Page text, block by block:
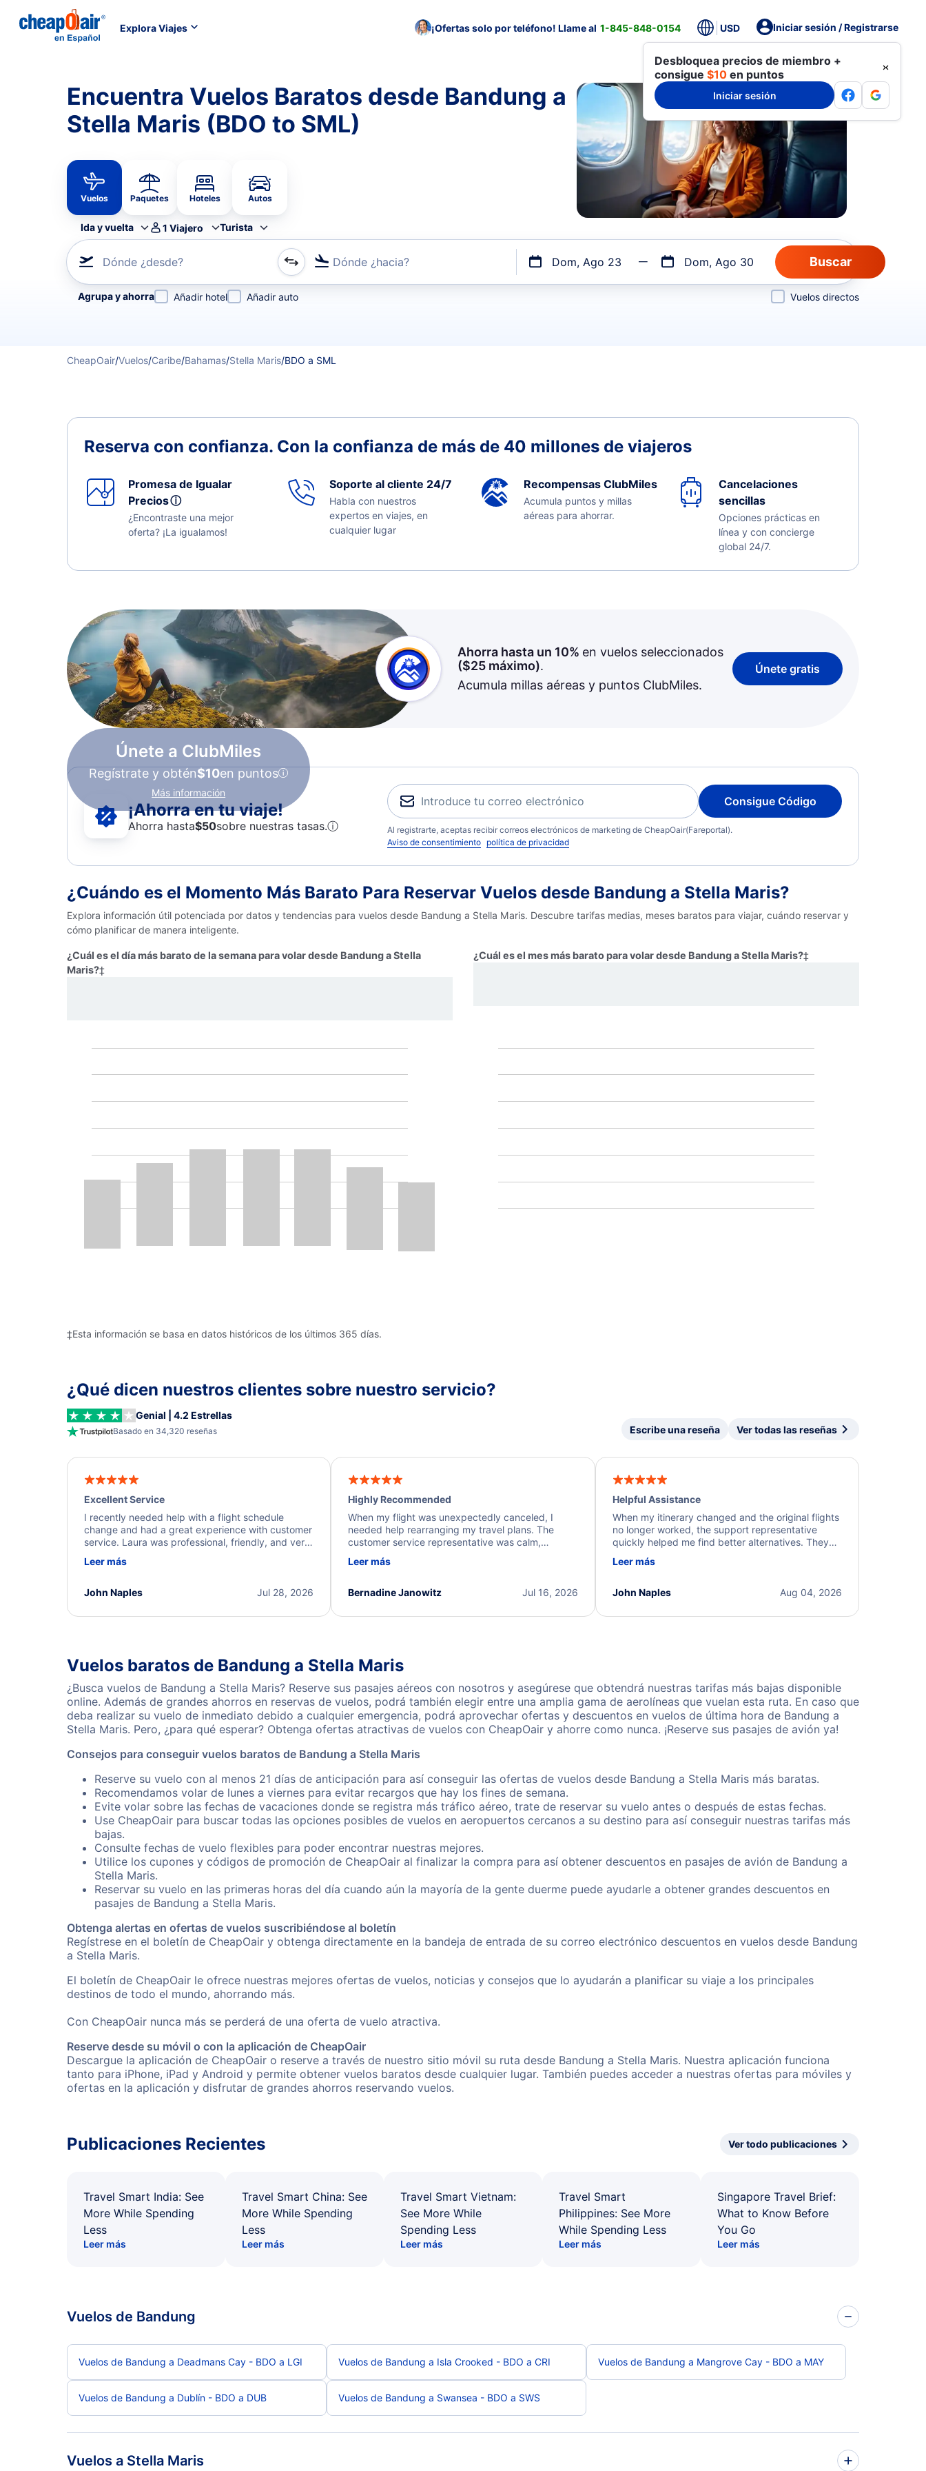
Explora Viajes ¡Ofertas solo por teléfono! Llame al 1-845-848-0154 USD Iniciar sesión / Registrarse
Desbloquea precios de miembro +
consigue $10 en puntos
Iniciar sesión
Encuentra Vuelos Baratos desde Bandung a
Stella Maris (BDO to SML)
Vuelos Paquetes Hoteles Autos
Ida y vuelta 1 Viajero Turista
Dónde ¿desde? Dónde ¿hacia? Dom, Ago 23 Dom, Ago 30
Refina tu búsqueda por aerolínea, por ciudad o aeropuerto o por vuelos directos
Agrupa y ahorra Añadir hotel Añadir auto Vuelos directos
CheapOair/Vuelos/Caribe/Bahamas/Stella Maris/BDO a SML
Reserva con confianza. Con la confianza de más de 40 millones de viajeros
Promesa de Igualar
Preciosⓘ
¿Encontraste una mejor
oferta? ¡La igualamos!
Soporte al cliente 24/7
Habla con nuestros
expertos en viajes, en
cualquier lugar
Recompensas ClubMiles
Acumula puntos y millas
aéreas para ahorrar.
Cancelaciones
sencillas
Opciones prácticas en
línea y con concierge
global 24/7.
Únete a ClubMiles
Regístrate y obtén$10en puntos
Más información
Ahorra hasta un 10% en vuelos seleccionados
($25máximo).
Acumula millas aéreas y puntos ClubMiles.
Únete gratis
¡Ahorra en tu viaje!
Ahorra hasta$50sobre nuestras tasas.ⓘ
Consigue Código
Al registrarte, aceptas recibir correos electrónicos de marketing de CheapOair(Fareportal).
Aviso de consentimiento política de privacidad
¿Cuándo es el Momento Más Barato Para Reservar Vuelos desde Bandung a Stella Maris?
Explora información útil potenciada por datos y tendencias para vuelos desde Bandung a Stella Maris. Descubre tarifas medias, meses baratos para viajar, cuándo reservar y
cómo planificar de manera inteligente.
¿Cuál es el día más barato de la semana para volar desde Bandung a Stella
Maris?‡
¿Cuál es el mes más barato para volar desde Bandung a Stella Maris?‡
‡Esta información se basa en datos históricos de los últimos 365 días.
¿Qué dicen nuestros clientes sobre nuestro servicio?
Genial | 4.2 Estrellas
Basado en 34,320 reseñas Escribe una reseña Ver todas las reseñas
Excellent Service
I recently needed help with a flight schedule
change and had a great experience with customer
service. Laura was professional, friendly, and very
a solution and kept me informed of the next steps.
Leer más
Jul 28, 2026
John Naples
Highly Recommended
When my flight was unexpectedly canceled, I
needed help rearranging my travel plans. The
customer service representative was calm,
process. They quickly found alternative flight
I truly appreciate the excellent support and
Leer más
Jul 16, 2026
Bernadine Janowitz
Helpful Assistance
When my itinerary changed and the original flights
no longer worked, the support representative
quickly helped me find better alternatives. They
beyond to resolve the issue. I'm grateful for the
Leer más
Aug 04, 2026
John Naples
Vuelos baratos de Bandung a Stella Maris
¿Busca vuelos de Bandung a Stella Maris? Reserve sus pasajes aéreos con nosotros y asegúrese que obtendrá nuestras tarifas más bajas disponible
online. Además de grandes ahorros en reservas de vuelos, podrá también elegir entre una amplia gama de aerolíneas que vuelan esta ruta. En caso que
deba realizar su vuelo de inmediato debido a cualquier emergencia, podrá aprovechar ofertas y descuentos en vuelos de última hora de Bandung a
Stella Maris. Pero, ¿para qué esperar? Obtenga ofertas atractivas de vuelos con CheapOair y ahorre como nunca. ¡Reserve sus pasajes de avión ya!
Consejos para conseguir vuelos baratos de Bandung a Stella Maris
Reserve su vuelo con al menos 21 días de anticipación para así conseguir las ofertas de vuelos desde Bandung a Stella Maris más baratas.
Recomendamos volar de lunes a viernes para evitar recargos que hay los fines de semana.
Evite volar sobre las fechas de vacaciones donde se registra más tráfico aéreo, trate de reservar su vuelo antes o después de estas fechas.
Use CheapOair para buscar todas las opciones posibles de vuelos en aeropuertos cercanos a su destino para así conseguir nuestras tarifas más
bajas.
Consulte fechas de vuelo flexibles para poder encontrar nuestras mejores.
Utilice los cupones y códigos de promoción de CheapOair al finalizar la compra para así obtener descuentos en pasajes de avión de Bandung a
Stella Maris.
Reservar su vuelo en las primeras horas del día cuando aún la mayoría de la gente duerme puede ayudarle a obtener grandes descuentos en
pasajes de Bandung a Stella Maris.
Obtenga alertas en ofertas de vuelos suscribiéndose al boletín
Regístrese en el boletín de CheapOair y obtenga directamente en la bandeja de entrada de su correo electrónico descuentos en vuelos desde Bandung
a Stella Maris.
El boletín de CheapOair le ofrece nuestras mejores ofertas de vuelos, noticias y consejos que lo ayudarán a planificar su viaje a los principales
destinos de todo el mundo, ahorrando más.
Con CheapOair nunca más se perderá de una oferta de vuelo atractiva.
Reserve desde su móvil o con la aplicación de CheapOair
Descargue la aplicación de CheapOair o reserve a través de nuestro sitio móvil su ruta desde Bandung a Stella Maris. Nuestra aplicación funciona
tanto para iPhone, iPad y Android y permite obtener vuelos baratos desde cualquier lugar. También puedes acceder a nuestras ofertas para móviles y
ofertas en la aplicación y disfrutar de grandes ahorros reservando vuelos.
Publicaciones Recientes Ver todo publicaciones
Travel Smart India: See
More While Spending
Less
Leer más
Travel Smart China: See
More While Spending
Less
Leer más
Travel Smart Vietnam:
See More While
Spending Less
Leer más
Travel Smart
Philippines: See More
While Spending Less
Leer más
Singapore Travel Brief:
What to Know Before
You Go
Leer más
Vuelos de Bandung
Vuelos de Bandung a Deadmans Cay - BDO a LGI Vuelos de Bandung a Isla Crooked - BDO a CRI Vuelos de Bandung a Mangrove Cay - BDO a MAY
Vuelos de Bandung a Dublín - BDO a DUB Vuelos de Bandung a Swansea - BDO a SWS
Vuelos a Stella Maris